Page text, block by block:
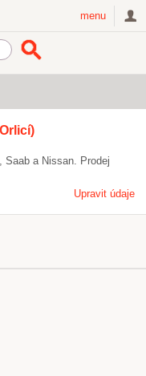
menu
Saab a Nissan. Prodej
Upravit údaje